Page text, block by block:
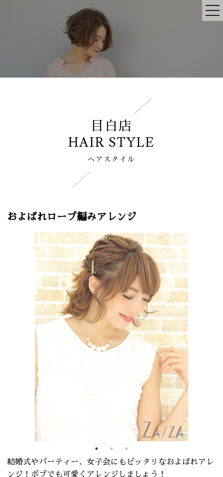
目白店
HAIR STYLE
ヘアスタイル
およばれロープ編みアレンジ
結婚式やパーティー、女子会にもピッタリなおよばれアレ
ンジ！ボブでも可愛くアレンジしましょう！